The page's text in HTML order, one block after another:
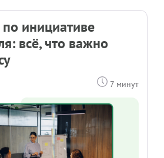
инициативе
всё, что важно
7 минут